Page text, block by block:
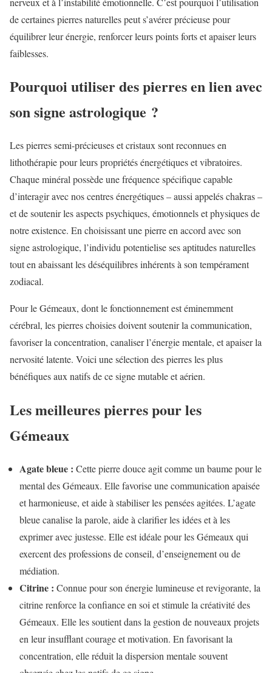
de certaines pierres naturelles peut s’avérer précieuse pour
équilibrer leur énergie, renforcer leurs points forts et apaiser leurs
faiblesses.
Pourquoi utiliser des pierres en lien avec
son signe astrologique ?
Les pierres semi-précieuses et cristaux sont reconnues en
lithothérapie pour leurs propriétés énergétiques et vibratoires.
Chaque minéral possède une fréquence spécifique capable
d’interagir avec nos centres énergétiques – aussi appelés chakras –
et de soutenir les aspects psychiques, émotionnels et physiques de
notre existence. En choisissant une pierre en accord avec son
signe astrologique, l’individu potentielise ses aptitudes naturelles
tout en abaissant les déséquilibres inhérents à son tempérament
zodiacal.
Pour le Gémeaux, dont le fonctionnement est éminemment
cérébral, les pierres choisies doivent soutenir la communication,
favoriser la concentration, canaliser l’énergie mentale, et apaiser la
nervosité latente. Voici une sélection des pierres les plus
bénéfiques aux natifs de ce signe mutable et aérien.
Les meilleures pierres pour les
Gémeaux
Agate bleue : Cette pierre douce agit comme un baume pour le
mental des Gémeaux. Elle favorise une communication apaisée
et harmonieuse, et aide à stabiliser les pensées agitées. L’agate
bleue canalise la parole, aide à clarifier les idées et à les
exprimer avec justesse. Elle est idéale pour les Gémeaux qui
exercent des professions de conseil, d’enseignement ou de
médiation.
Citrine : Connue pour son énergie lumineuse et revigorante, la
citrine renforce la confiance en soi et stimule la créativité des
Gémeaux. Elle les soutient dans la gestion de nouveaux projets
en leur insufflant courage et motivation. En favorisant la
concentration, elle réduit la dispersion mentale souvent